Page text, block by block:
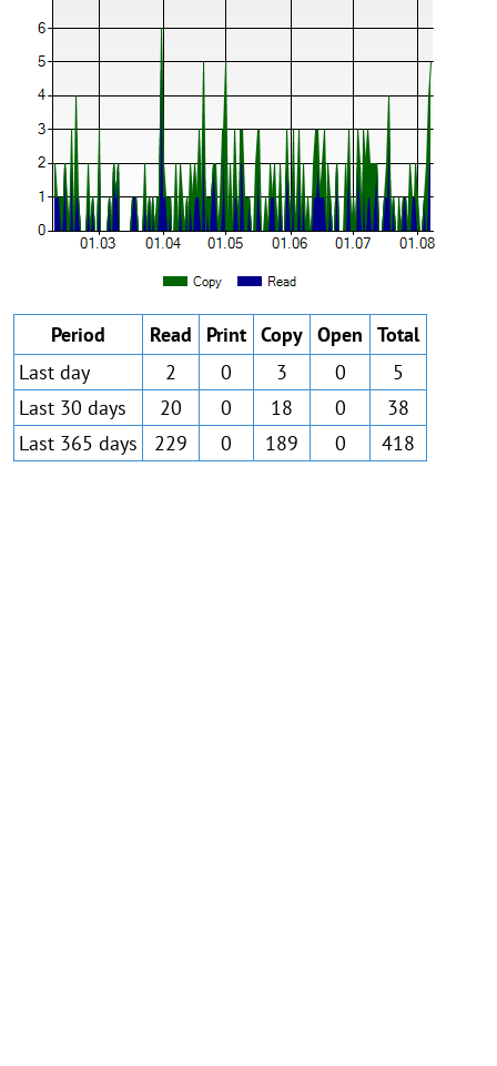
Period Read Print Copy Open
Total
Last day
2 0 3 0
5
Last 30 days
20 0 18 0
38
Last 365 days
229 0 189 0 418